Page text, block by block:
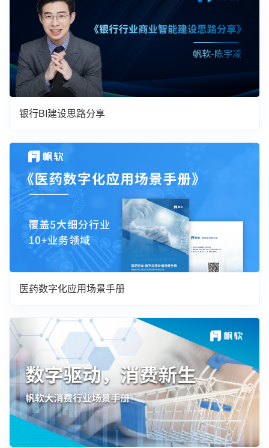
银行BI建设思路分享
医药数字化应用场景手册